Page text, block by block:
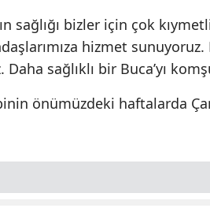
sağlığı bizler için çok
hizmet
sağlıklı bir Buca’yı
önümüzdeki haftalarda